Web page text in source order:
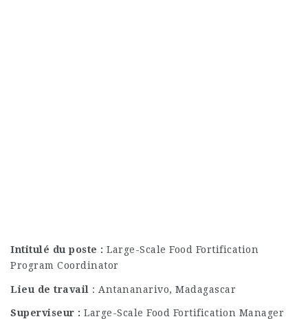
Intitulé du poste : Large-Scale Food Fortification
Program Coordinator
Lieu de travail : Antananarivo, Madagascar
Superviseur : Large-Scale Food Fortification Manager